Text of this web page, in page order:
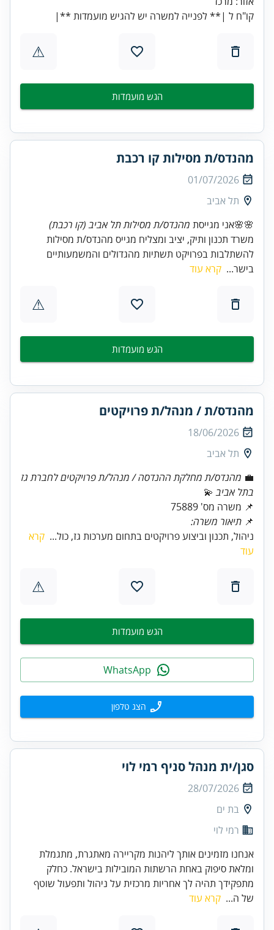
קו"ח ל |** לפנייה למשרה יש להגיש מועמדות **|
⚠
הגש מועמדות
מהנדס/ת מסילות קו רכבת
01/07/2026
תל אביב
🌸🌸אני מגייסת מהנדס/ת מסילות תל אביב (קו רכבת)
משרד תכנון ותיק, יציב ומצליח מגייס מהנדס/ת מסילות
להשתלבות בפרויקט תשתיות מהגדולים והמשמעותיים
בישר... קרא עוד
⚠
הגש מועמדות
מהנדס/ת / מנהל/ת פרויקטים
18/06/2026
תל אביב
💼 מהנדס/ת מחלקת ההנדסה / מנהל/ת פרויקטים לחברת גז
בתל אביב
📌 משרה מס' 75889
📌 תיאור משרה:
ניהול, תכנון וביצוע פרויקטים בתחום מערכות גז, כול... קרא
עוד
⚠
הגש מועמדות
הצג טלפון
סגן/ית מנהל סניף רמי לוי
28/07/2026
בת ים
רמי לוי
אנחנו מזמינים אותך ליהנות מקריירה מאתגרת, מתגמלת
ומלאת סיפוק באחת הרשתות המובילות בישראל. כחלק
מתפקידך תהיה לך אחריות מרכזית על ניהול ותפעול שוטף
של ה... קרא עוד